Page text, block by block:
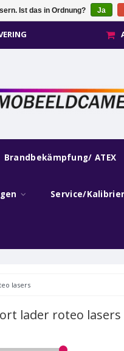
Brandbekämpfung/ ATEX
Service/
lasers
lader roteo lasers
Ist das in Ordnung? Ja